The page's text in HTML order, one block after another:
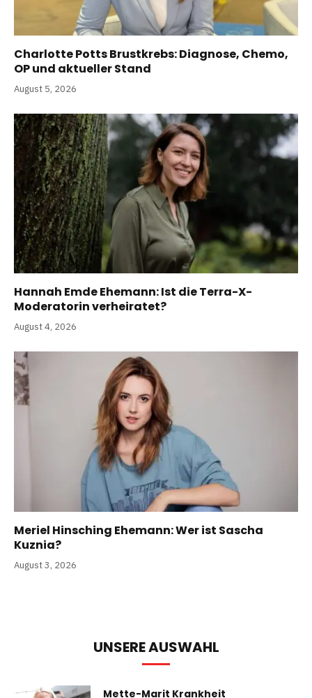
Charlotte Potts Brustkrebs: Diagnose, Chemo,
OP und aktueller Stand
August 5, 2026
Hannah Emde Ehemann: Ist die Terra-X-
Moderatorin verheiratet?
August 4, 2026
Meriel Hinsching Ehemann: Wer ist Sascha
Kuznia?
August 3, 2026
UNSERE AUSWAHL
Mette-Marit Krankheit